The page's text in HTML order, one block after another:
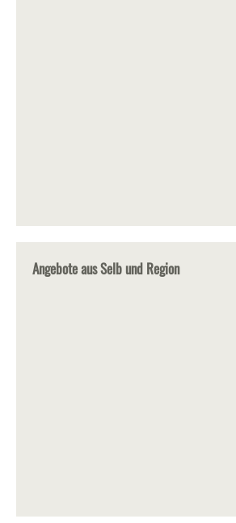
Angebote aus Selb und Region